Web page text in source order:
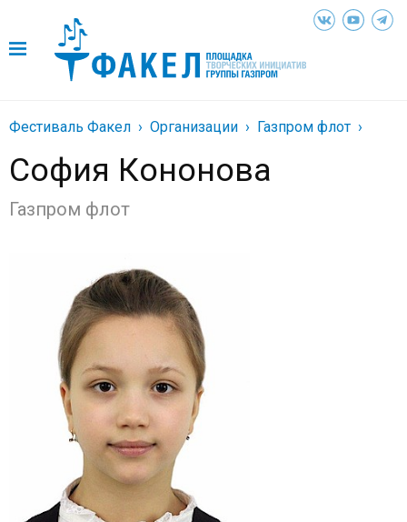
Фестиваль Факел Организации Газпром флот
София Кононова
Газпром флот